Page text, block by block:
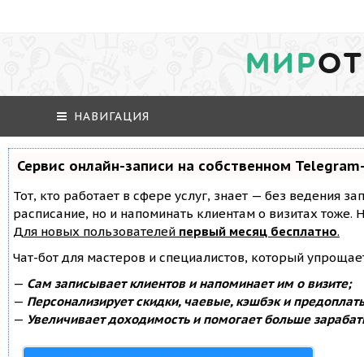
МИР
НАВИГАЦИЯ
Сервис онлайн-записи на собственном
Тот, кто работает в сфере услуг, знает — без ведения
расписание, но и напоминать клиентам о визитах
Для новых пользователей первый месяц бесплатно.
Чат-бот для мастеров и специалистов, который
— Сам записывает клиентов и напоминает им о визите;
— Персонализирует скидки, чаевые, кэшбэк и
— Увеличивает доходимость и помогает больше